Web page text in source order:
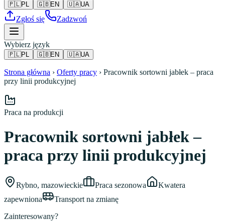
🇵🇱PL 🇬🇧EN 🇺🇦UA
Zgłoś się Zadzwoń
Wybierz język
🇵🇱PL 🇬🇧EN 🇺🇦UA
Strona główna › Oferty pracy › Pracownik sortowni jabłek – praca
przy linii produkcyjnej
Praca na produkcji
Pracownik sortowni jabłek –
praca przy linii produkcyjnej
Rybno, mazowieckie Praca sezonowa
Kwatera
zapewniona
Transport na zmianę
Zainteresowany?